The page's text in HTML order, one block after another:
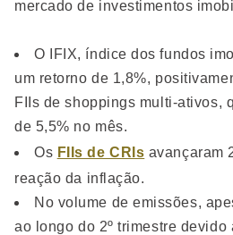
mercado de investimentos
O IFIX, índice dos fundos
um retorno de 1,8%,
FIIs de shoppings multi-ativos,
de 5,5% no mês.
Os FIIs de CRIs avançaram
reação da inflação.
No volume de emissões,
ao longo do 2º trimestre